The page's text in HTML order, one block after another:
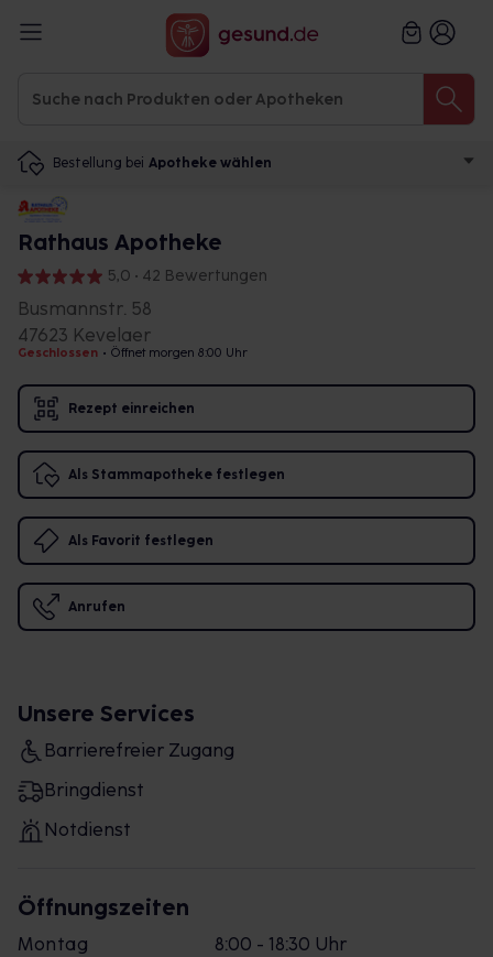
Bestellung bei Apotheke wählen
Rathaus Apotheke
5,0 • 42 Bewertungen
Busmannstr. 58
47623 Kevelaer
Geschlossen • Öffnet morgen 8:00 Uhr
Rezept einreichen
Als Stammapotheke festlegen
Als Favorit festlegen
Anrufen
Unsere Services
Barrierefreier Zugang
Bringdienst
Notdienst
Öffnungszeiten
Montag
8:00 - 18:30 Uhr